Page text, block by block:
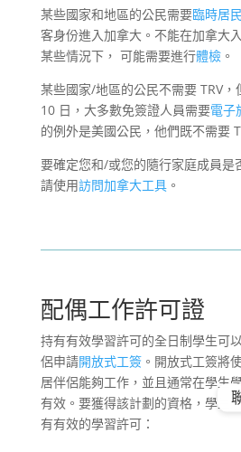
某些國家和地區的公民需要臨時居
客身份進入加拿大。不能在加拿大
某些情況下， 可能需要進行體檢。
某些國家/地區的公民不需要 TRV
10 日，大多數免簽證人員需要電子
的例外是美國公民，他們既不需要
要確定您和/或您的隨行家庭成員是
請使用訪問加拿大工具。
配偶工作許可證
持有有效學習許可的全日制學生可
侶申請開放式工簽。開放式工簽將
居伴侶能夠工作，並且通常在學生
有效。要獲得該計劃的資格，學生
有有效的學習許可：